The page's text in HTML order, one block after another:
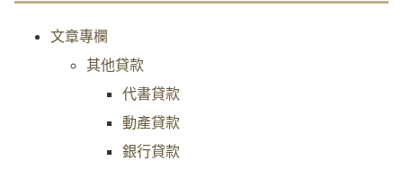
文章專欄
其他貸款
代書貸款
動產貸款
銀行貸款